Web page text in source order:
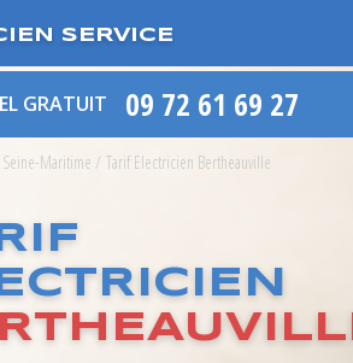
SERVICE
GRATUIT 09 72 61 69 27
Maritime / Tarif Electricien Bertheauville